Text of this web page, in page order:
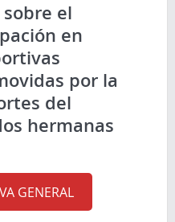
el
en
por la
del
hermanas
GENERAL